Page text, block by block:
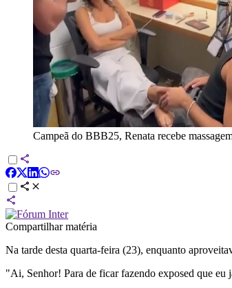
Campeã do BBB25, Renata recebe
Compartilhar matéria
Na tarde desta quarta-feira (23), enquanto
"Ai, Senhor! Para de ficar fazendo exposed que eu